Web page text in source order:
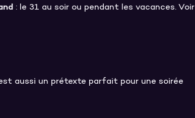
: le 31 au soir ou pendant les vacances. Voir
aussi un prétexte parfait pour une soirée